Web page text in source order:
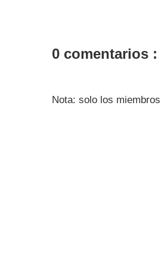
0 comentarios :
Nota: solo los